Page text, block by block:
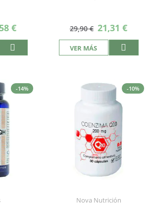
€ 29,90 € Precio
especial
21,31 €
VER MÁS
-14% -10%
Nova Nutrición